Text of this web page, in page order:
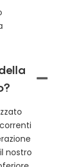
nostro